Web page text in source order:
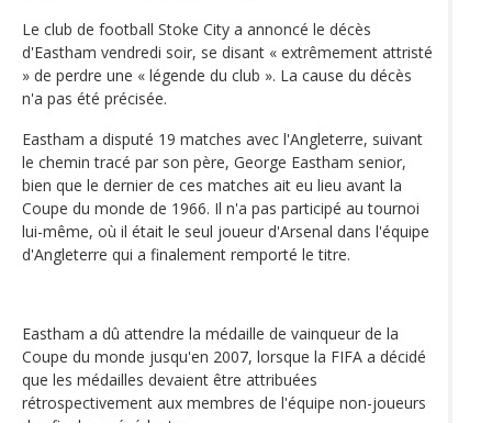
Le club de football Stoke City a annoncé le décès
d'Eastham vendredi soir, se disant « extrêmement attristé
» de perdre une « légende du club ». La cause du décès
n'a pas été précisée.
Eastham a disputé 19 matches avec l'Angleterre, suivant
le chemin tracé par son père, George Eastham senior,
bien que le dernier de ces matches ait eu lieu avant la
Coupe du monde de 1966. Il n'a pas participé au tournoi
lui-même, où il était le seul joueur d'Arsenal dans l'équipe
d'Angleterre qui a finalement remporté le titre.
Eastham a dû attendre la médaille de vainqueur de la
Coupe du monde jusqu'en 2007, lorsque la FIFA a décidé
que les médailles devaient être attribuées
rétrospectivement aux membres de l'équipe non-joueurs